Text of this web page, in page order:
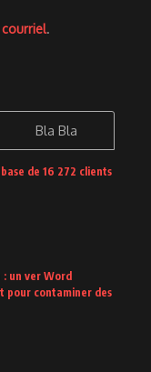
.
Bla Bla
de 16 272 clients
un ver Word
pour contaminer des